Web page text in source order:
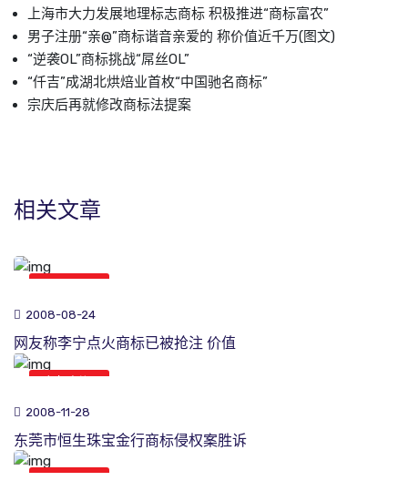
上海市大力发展地理标志商标 积极推进“商标富农”
男子注册“亲@”商标谐音亲爱的 称价值近千万(图文)
“逆袭OL”商标挑战“屌丝OL”
“仟吉”成湖北烘焙业首枚“中国驰名商标”
宗庆后再就修改商标法提案
相关文章
2008-08-24
网友称李宁点火商标已被抢注 价值
2008-11-28
东莞市恒生珠宝金行商标侵权案胜诉